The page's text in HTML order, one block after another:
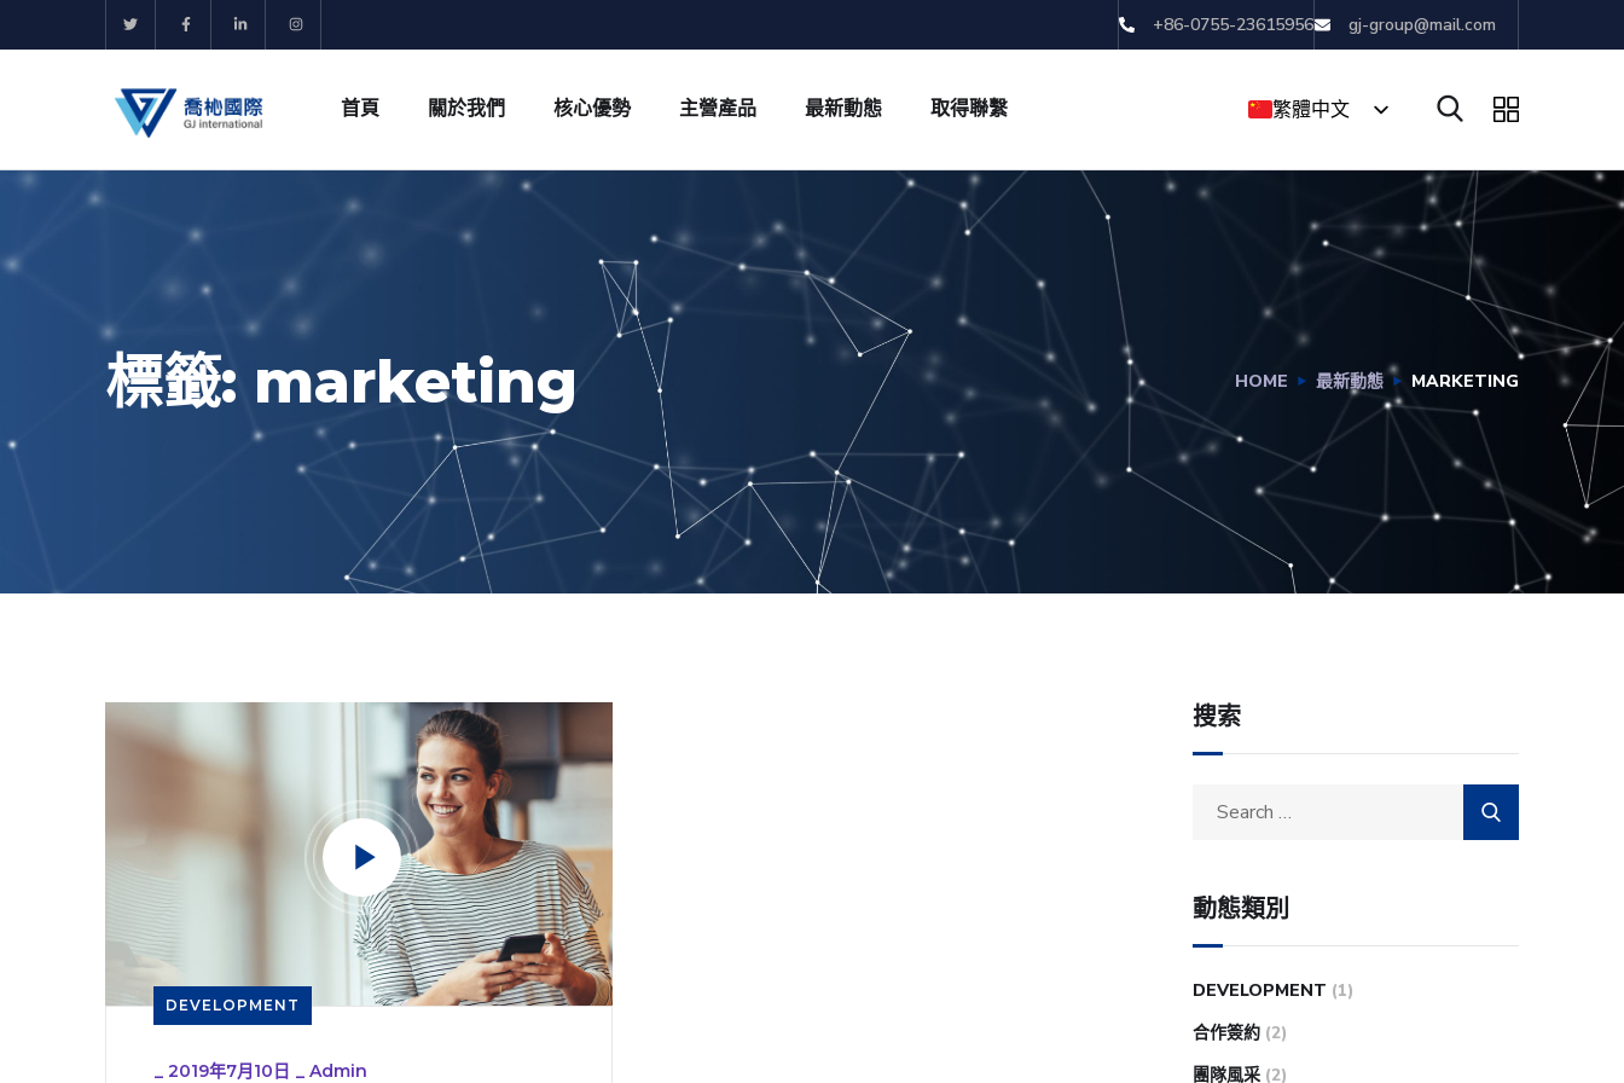
+86-0755-23615956 gj-group@mail.com
首頁 關於我們 核心優勢 主營產品 最新動態 取得聯繫
繁體中文
简体中文
標籤: marketing HOME 最新動態 MARKETING
DEVELOPMENT
_ 2019年7月10日 _ Admin
搜索
動態類別
DEVELOPMENT (1)
合作簽約 (2)
團隊風采 (2)